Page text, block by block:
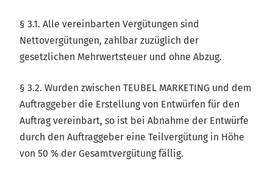
§ 3.1. Alle vereinbarten Vergütungen sind
Nettovergütungen, zahlbar zuzüglich der
gesetzlichen Mehrwertsteuer und ohne Abzug.
§ 3.2. Wurden zwischen TEUBEL MARKETING und dem
Auftraggeber die Erstellung von Entwürfen für den
Auftrag vereinbart, so ist bei Abnahme der Entwürfe
durch den Auftraggeber eine Teilvergütung in Höhe
von 50 % der Gesamtvergütung fällig.